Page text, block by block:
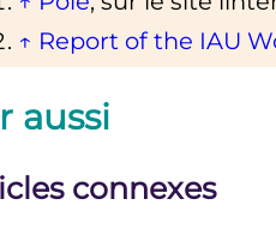
↑ Report of the IAU
aussi
connexes